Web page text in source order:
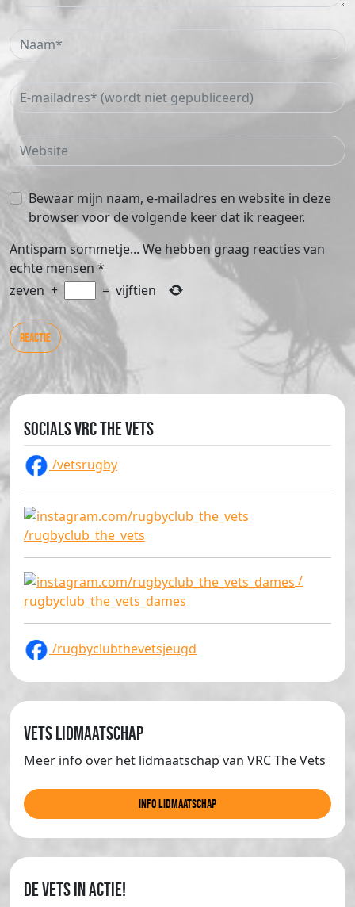
Bewaar mijn naam, e-mailadres en website in deze
browser voor de volgende keer dat ik reageer.
Antispam sommetje... We hebben graag reacties van
echte mensen*
zeven + = vijftien
Socials VRC The Vets
/vetsrugby
/rugbyclub_the_vets
/
rugbyclub_the_vets_dames
/rugbyclubthevetsjeugd
Vets lidmaatschap
Meer info over het lidmaatschap van VRC The Vets
info lidmaatschap
de Vets in actie!